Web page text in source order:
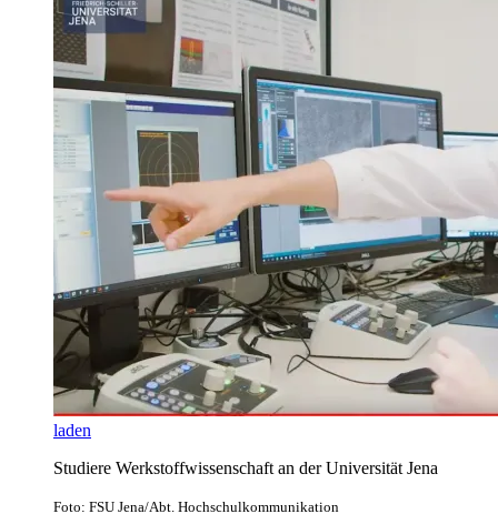
laden
Studiere Werkstoffwissenschaft an der Universität Jena
Foto: FSU Jena/Abt. Hochschulkommunikation